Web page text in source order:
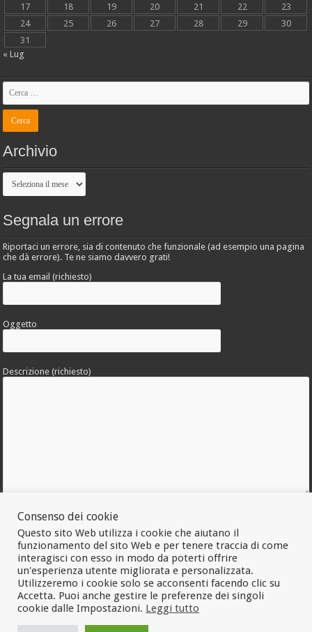
17
18 19 20 21 22
23
24
25 26 27 28 29
30
31
« Lug
Archivio
Archivio
Segnala un errore
Riportaci un errore, sia di contenuto che funzionale (ad esempio una pagina
che dà errore). Te ne siamo davvero grati!
La tua email (richiesto)
Oggetto
Descrizione (richiesto)
Allega una foto dell'errore
Consenso dei cookie
Questo sito Web utilizza i cookie che aiutano il
funzionamento del sito Web e per tenere traccia di come
interagisci con esso in modo da poterti offrire
un'esperienza utente migliorata e personalizzata.
Utilizzeremo i cookie solo se acconsenti facendo clic su
Accetta. Puoi anche gestire le preferenze dei singoli
cookie dalle Impostazioni. Leggi tutto